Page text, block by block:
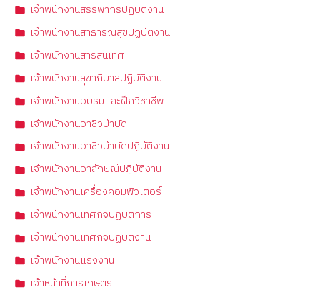
เจ้าพนักงานสรรพากรปฏิบัติงาน
เจ้าพนักงานสาธารณสุขปฏิบัติงาน
เจ้าพนักงานสารสนเทศ
เจ้าพนักงานสุขาภิบาลปฏิบัติงาน
เจ้าพนักงานอบรมและฝึกวิชาชีพ
เจ้าพนักงานอาชีวบำบัด
เจ้าพนักงานอาชีวบำบัดปฏิบัติงาน
เจ้าพนักงานอาลักษณ์ปฏิบัติงาน
เจ้าพนักงานเครื่องคอมพิวเตอร์
เจ้าพนักงานเทศกิจปฏิบัติการ
เจ้าพนักงานเทศกิจปฏิบัติงาน
เจ้าพนักงานแรงงาน
เจ้าหน้าที่การเกษตร